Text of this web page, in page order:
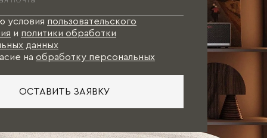
условия пользовательского
и политики обработки
данных
на обработку персональных
ОСТАВИТЬ ЗАЯВКУ